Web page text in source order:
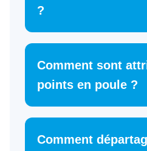
?
Comment sont
points en poule ?
Comment